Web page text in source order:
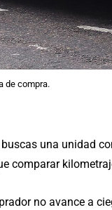
de compra.
una unidad
comparar
no avance a